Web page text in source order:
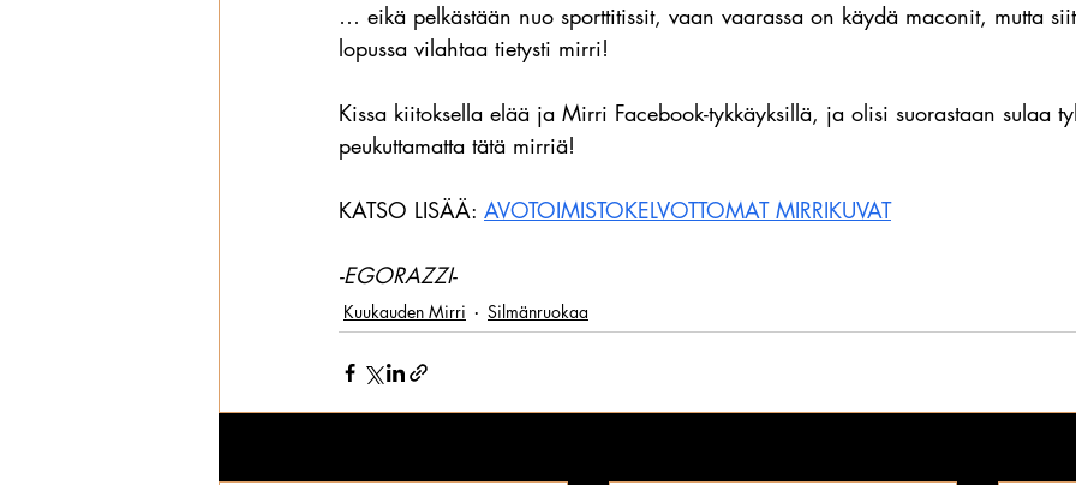
… eikä pelkästään nuo sporttitissit, vaan vaarassa on käydä maconit, mutta
lopussa vilahtaa tietysti mirri!
Kissa kiitoksella elää ja Mirri Facebook-tykkäyksillä, ja olisi suorastaan sulaa
peukuttamatta tätä mirriä!
KATSO LISÄÄ: AVOTOIMISTOKELVOTTOMAT MIRRIKUVAT
-EGORAZZI-
Kuukauden Mirri Silmänruokaa